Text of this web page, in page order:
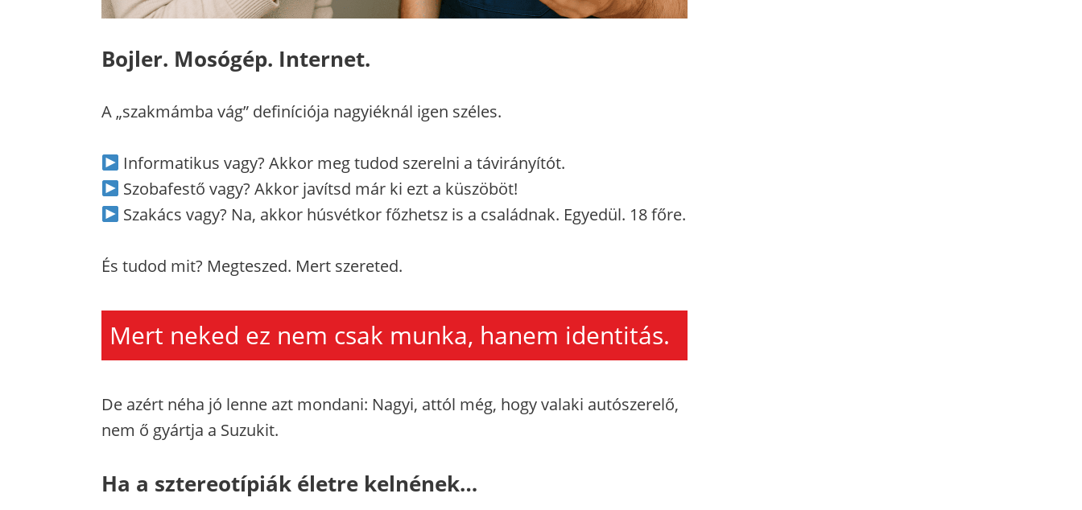
Bojler. Mosógép. Internet.
A „szakmámba vág” definíciója nagyiéknál igen széles.
Informatikus vagy? Akkor meg tudod szerelni a távirányítót.
Szobafestő vagy? Akkor javítsd már ki ezt a küszöböt!
Szakács vagy? Na, akkor húsvétkor főzhetsz is a családnak. Egyedül. 18 főre.
És tudod mit? Megteszed. Mert szereted.
Mert neked ez nem csak munka, hanem identitás.
De azért néha jó lenne azt mondani: Nagyi, attól még, hogy valaki autószerelő,
nem ő gyártja a Suzukit.
Ha a sztereotípiák életre kelnének…